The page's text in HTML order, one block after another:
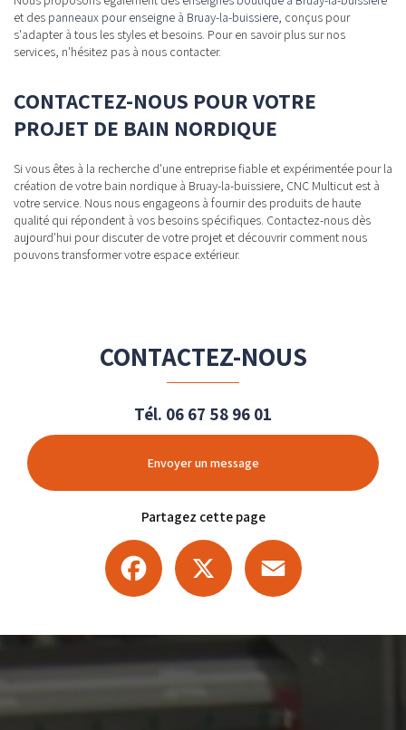
et des panneaux pour enseigne à Bruay-la-buissiere , conçus pour
s'adapter à tous les styles et besoins. Pour en savoir plus sur nos
services, n'hésitez pas à nous contacter.
CONTACTEZ-NOUS POUR VOTRE
PROJET DE BAIN NORDIQUE
Si vous êtes à la recherche d'une entreprise fiable et expérimentée pour la
création de votre bain nordique à Bruay-la-buissiere, CNC Multicut est à
votre service. Nous nous engageons à fournir des produits de haute
qualité qui répondent à vos besoins spécifiques. Contactez-nous dès
aujourd'hui pour discuter de votre projet et découvrir comment nous
pouvons transformer votre espace extérieur.
CONTACTEZ-NOUS
Tél. 06 67 58 96 01
Envoyer un message
Partagez cette page
Facebook